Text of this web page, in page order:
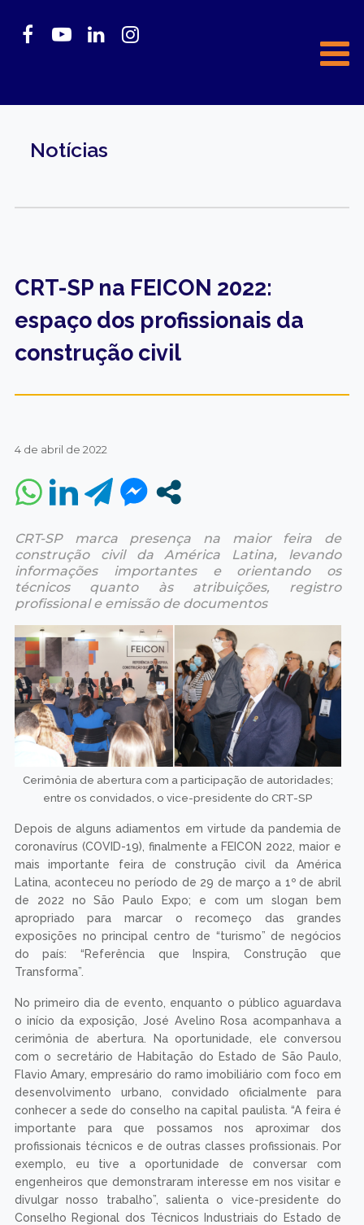
Notícias
CRT-SP na FEICON 2022:
espaço dos profissionais da
construção civil
4 de abril de 2022
CRT-SP marca presença na maior feira de
construção civil da América Latina, levando
informações importantes e orientando os
técnicos quanto às atribuições, registro
profissional e emissão de documentos
Cerimônia de abertura com a participação de autoridades;
entre os convidados, o vice-presidente do CRT-SP
Depois de alguns adiamentos em virtude da pandemia de
coronavírus (COVID-19), finalmente a FEICON 2022, maior e
mais importante feira de construção civil da América
Latina, aconteceu no período de 29 de março a 1º de abril
de 2022 no São Paulo Expo; e com um slogan bem
apropriado para marcar o recomeço das grandes
exposições no principal centro de “turismo” de negócios
do país: “Referência que Inspira, Construção que
Transforma”.
No primeiro dia de evento, enquanto o público aguardava
o início da exposição, José Avelino Rosa acompanhava a
cerimônia de abertura. Na oportunidade, ele conversou
com o secretário de Habitação do Estado de São Paulo,
Flavio Amary, empresário do ramo imobiliário com foco em
desenvolvimento urbano, convidado oficialmente para
conhecer a sede do conselho na capital paulista. “A feira é
importante para que possamos nos aproximar dos
profissionais técnicos e de outras classes profissionais. Por
exemplo, eu tive a oportunidade de conversar com
engenheiros que demonstraram interesse em nos visitar e
divulgar nosso trabalho”, salienta o vice-presidente do
Conselho Regional dos Técnicos Industriais do Estado de